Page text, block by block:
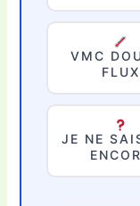
VMC
FLUX
JE NE